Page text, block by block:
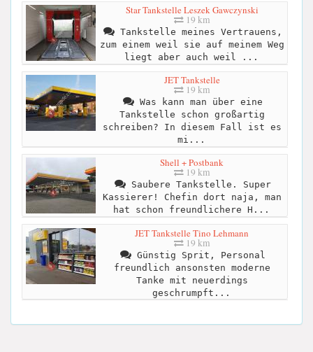
Star Tankstelle Leszek Gawczynski
19 km
Tankstelle meines Vertrauens,
zum einem weil sie auf meinem Weg
liegt aber auch weil ...
JET Tankstelle
19 km
Was kann man über eine
Tankstelle schon großartig
schreiben? In diesem Fall ist es
mi...
Shell + Postbank
19 km
Saubere Tankstelle. Super
Kassierer! Chefin dort naja, man
hat schon freundlichere H...
JET Tankstelle Tino Lehmann
19 km
Günstig Sprit, Personal
freundlich ansonsten moderne
Tanke mit neuerdings
geschrumpft...